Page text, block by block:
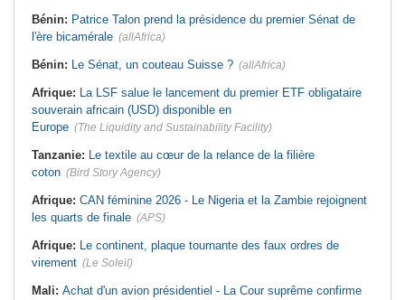
France la restitution du crâne de
Bokar Biro et de trois de ses
proches
premier président
l'environnement - La Roots Wild
Foundation distinguée au Grand Prix
Nelson Mandela
calcinée à Moknine après le
rétablissement du courant
premier tour, le Club Africain hérite
Tunisie:Crise sanitaire au pays -
incontrôlable d'Ebola
Bénin: Patrice Talon prend la présidence du premier Sénat de
l'ère bicamérale (allAfrica)
Bénin: Le Sénat, un couteau Suisse ? (allAfrica)
Afrique: La LSF salue le lancement du premier ETF obligataire
souverain africain (USD) disponible en
Europe (The Liquidity and Sustainability Facility)
Tanzanie: Le textile au cœur de la relance de la filière
coton (Bird Story Agency)
Afrique: CAN féminine 2026 - Le Nigeria et la Zambie rejoignent
les quarts de finale (APS)
Afrique: Le continent, plaque tournante des faux ordres de
virement (Le Soleil)
Mali: Achat d'un avion présidentiel - La Cour suprême confirme